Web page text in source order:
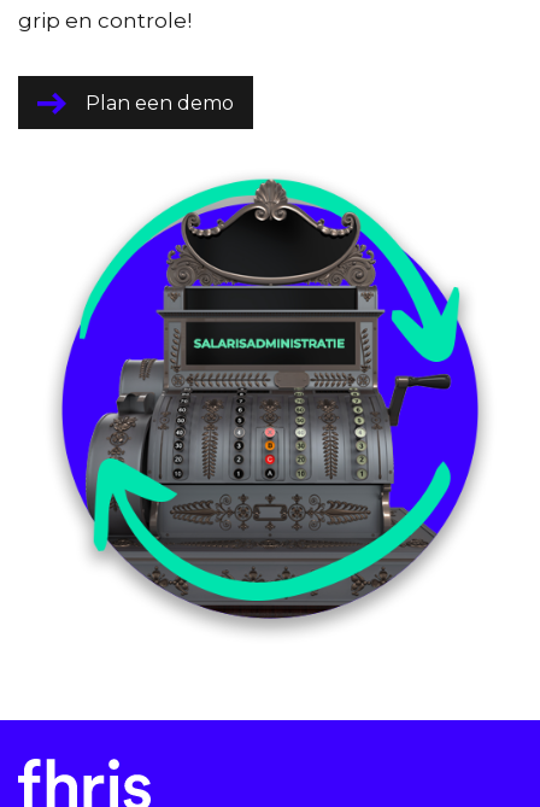
grip en controle!
Plan een demo